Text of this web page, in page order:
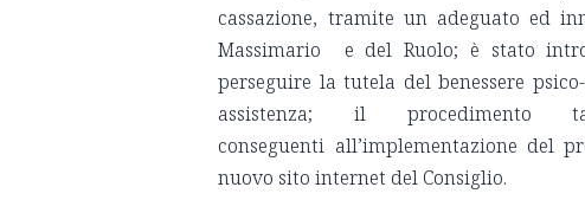
cassazione, tramite un adeguato ed
Massimario e del Ruolo; è stato
perseguire la tutela del benessere
assistenza; il
conseguenti all’implementazione del
nuovo sito internet del Consiglio.